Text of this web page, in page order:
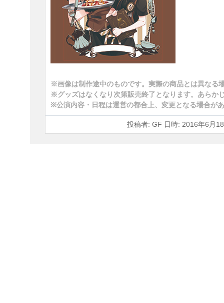
※画像は制作途中のものです。実際の商品とは異なる
※グッズはなくなり次第販売終了となります。あらか
※公演内容・日程は運営の都合上、変更となる場合が
投稿者: GF 日時: 2016年6月